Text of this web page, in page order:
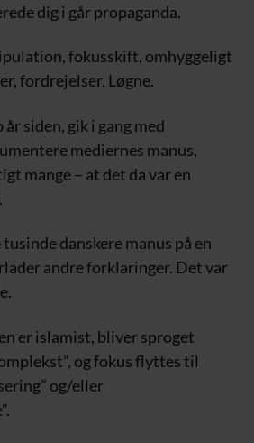
dig i går propaganda.
fokusskift, omhyggeligt
fordrejelser. Løgne.
siden, gik i gang med
mediernes manus,
mange – at det da var en
danskere manus på en
andre forklaringer. Det var
er islamist, bliver sproget
og fokus flyttes til
og/eller